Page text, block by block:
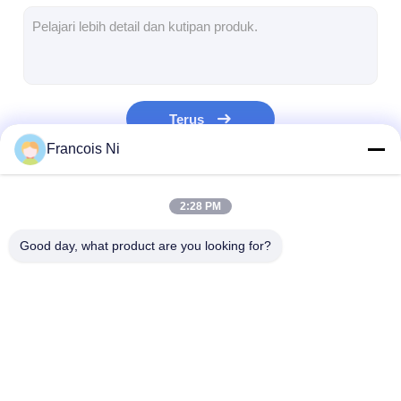
Otomatis Mesin Percetakan
Posting Tekan Peralatan
Terus
Francois Ni
2:28 PM
Good day, what product are you looking for?